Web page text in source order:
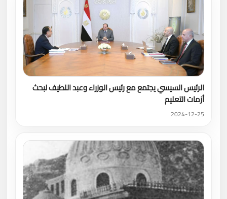
الرئيس السيسي يجتمع مع رئيس الوزراء وعبد اللطيف لبحث
أزمات التعليم
2024-12-25